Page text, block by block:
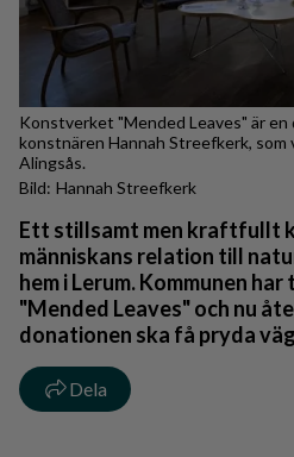
Konstverket "Mended Leaves" är
konstnären Hannah Streefkerk, som
Alingsås.
Hannah Streefkerk
Ett stillsamt men kraftfullt
människans relation till
hem i Lerum. Kommunen
"Mended Leaves" och nu
donationen ska få pryda
Dela